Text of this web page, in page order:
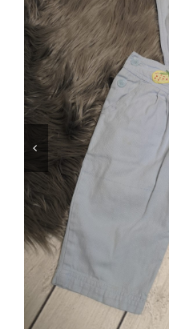
Jungen
Mädchen
Accesoires
Schuhe / Socken
Spielzeug
Babyausstattung
Krims Krams